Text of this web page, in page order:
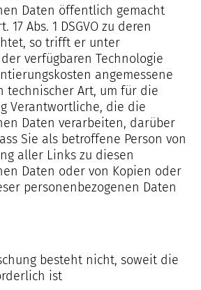
Daten öffentlich gemacht
17 Abs. 1 DSGVO zu deren
so trifft er unter
verfügbaren Technologie
angemessene
technischer Art, um für die
Verantwortliche, die die
Daten verarbeiten, darüber
Sie als betroffene Person von
aller Links zu diesen
Daten oder von Kopien oder
personenbezogenen Daten
besteht nicht, soweit die
ist